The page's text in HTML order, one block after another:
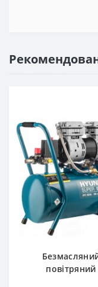
повітряний